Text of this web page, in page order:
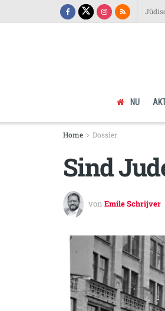
NU
Home Dossier
Sind
von Emile Schrijver